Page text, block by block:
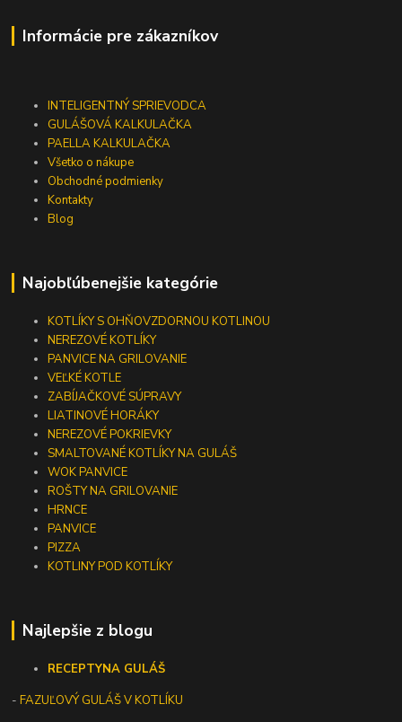
Informácie pre zákazníkov
INTELIGENTNÝ SPRIEVODCA
GULÁŠOVÁ KALKULAČKA
PAELLA KALKULAČKA
Všetko o nákupe
Obchodné podmienky
Kontakty
Blog
Najobľúbenejšie kategórie
KOTLÍKY S OHŇOVZDORNOU KOTLINOU
NEREZOVÉ KOTLÍKY
PANVICE NA GRILOVANIE
VEĽKÉ KOTLE
ZABÍJAČKOVÉ SÚPRAVY
LIATINOVÉ HORÁKY
NEREZOVÉ POKRIEVKY
SMALTOVANÉ KOTLÍKY NA GULÁŠ
WOK PANVICE
ROŠTY NA GRILOVANIE
HRNCE
PANVICE
PIZZA
KOTLINY POD KOTLÍKY
Najlepšie z blogu
RECEPTYNA GULÁŠ
-FAZUĽOVÝ GULÁŠ V KOTLÍKU